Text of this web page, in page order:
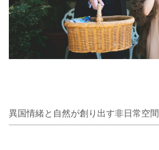
異国情緒と自然が創り出す非日常空間